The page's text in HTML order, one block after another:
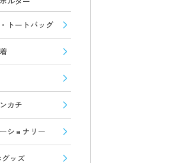
トートバッグ
カチ
ショナリー
ッズ